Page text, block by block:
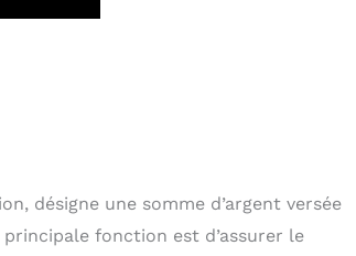
désigne une somme d’argent versée
fonction est d’assurer le